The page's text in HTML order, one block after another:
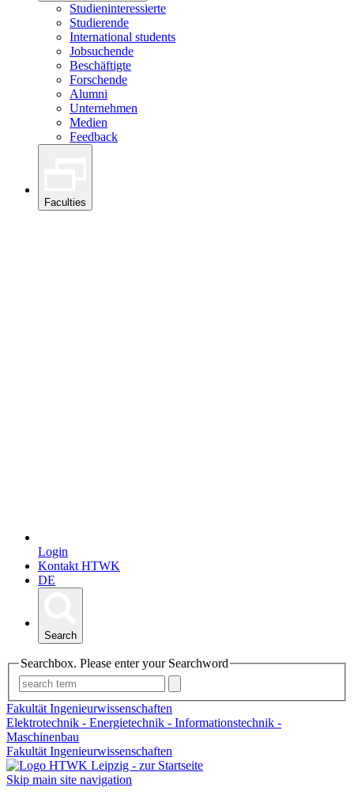
Studieninteressierte
Studierende
International students
Jobsuchende
Beschäftigte
Forschende
Alumni
Unternehmen
Medien
Feedback
Faculties
Login
Kontakt HTWK
DE
Search
Searchbox. Please enter your Searchword
Fakultät Ingenieurwissenschaften
Elektrotechnik - Energietechnik - Informationstechnik -
Maschinenbau
Fakultät Ingenieurwissenschaften
Skip main site navigation